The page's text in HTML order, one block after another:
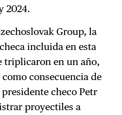
2024.
Group, la
incluida en esta
triplicaron en un año,
consecuencia de
checo Petr
proyectiles a